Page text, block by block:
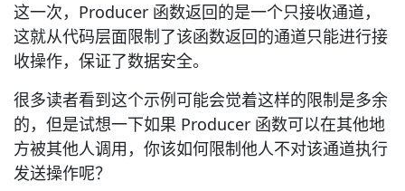
这一次，Producer 函数返回的是一个只接收通道，
这就从代码层面限制了该函数返回的通道只能进行接
收操作，保证了数据安全。
很多读者看到这个示例可能会觉着这样的限制是多余
的，但是试想一下如果 Producer 函数可以在其他地
方被其他人调用，你该如何限制他人不对该通道执行
发送操作呢？